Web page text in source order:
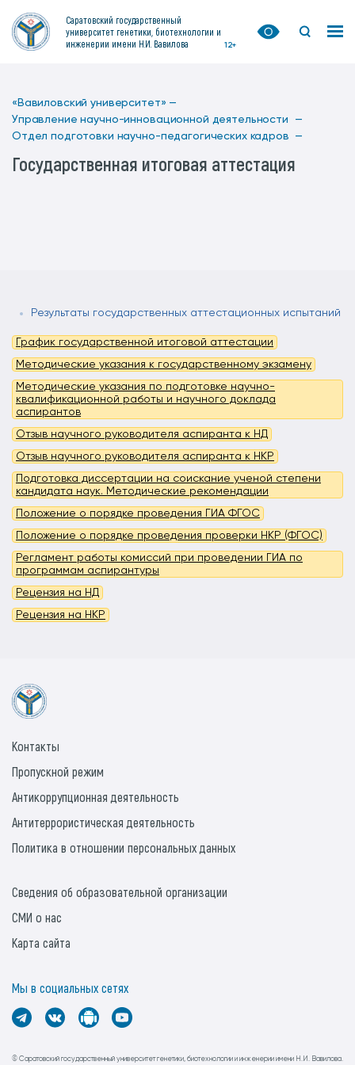
Саратовский государственный
университет генетики, биотехнологии и
инженерии имени Н.И. Вавилова
12+
«Вавиловский университет» —
Управление научно-инновационной деятельности —
Отдел подготовки научно-педагогических кадров —
Государственная итоговая аттестация
Результаты государственных аттестационных испытаний
График государственной итоговой аттестации
Методические указания к государственному экзамену
Методические указания по подготовке научно-
квалификационной работы и научного доклада
аспирантов
Отзыв научного руководителя аспиранта к НД
Отзыв научного руководителя аспиранта к НКР
Подготовка диссертации на соискание ученой степени
кандидата наук. Методические рекомендации
Положение о порядке проведения ГИА ФГОС
Положение о порядке проведения проверки НКР (ФГОС)
Регламент работы комиссий при проведении ГИА по
программам аспирантуры
Рецензия на НД
Рецензия на НКР
© Саратовский государственный университет генетики, биотехнологии и инженерии имени Н.И. Вавилова.
Контакты
Пропускной режим
Антикоррупционная деятельность
Антитеррористическая деятельность
Политика в отношении персональных данных
Сведения об образовательной организации
СМИ о нас
Карта сайта
Мы в социальных сетях